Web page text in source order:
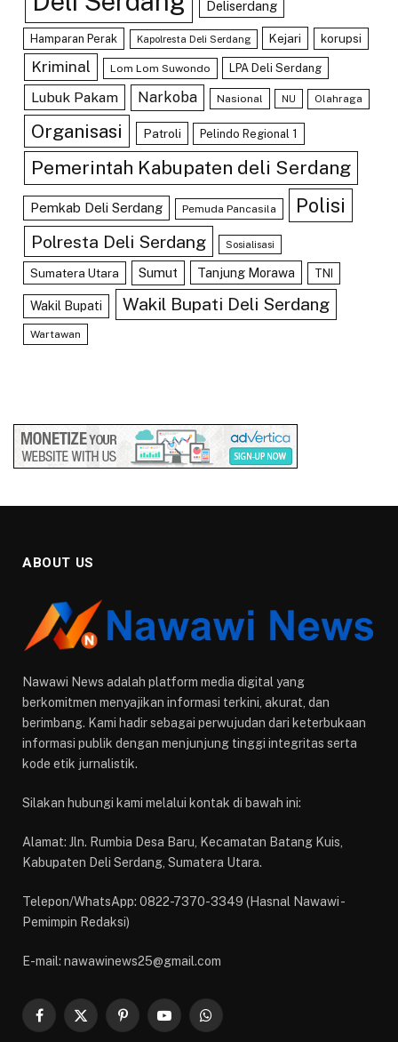
Deliserdang
Hamparan Perak Kapolresta Deli Serdang Kejari korupsi
Kriminal Lom Lom Suwondo LPA Deli Serdang
Lubuk Pakam Narkoba Nasional NU Olahraga
Organisasi Patroli Pelindo Regional 1
Pemerintah Kabupaten deli Serdang
Pemkab Deli Serdang Pemuda Pancasila Polisi
Polresta Deli Serdang Sosialisasi
Sumatera Utara Sumut Tanjung Morawa TNI
Wakil Bupati Wakil Bupati Deli Serdang
Wartawan
ABOUT US
Nawawi News adalah platform media digital yang
berkomitmen menyajikan informasi terkini, akurat, dan
berimbang. Kami hadir sebagai perwujudan dari keterbukaan
informasi publik dengan menjunjung tinggi integritas serta
kode etik jurnalistik.
Silakan hubungi kami melalui kontak di bawah ini:
Alamat: Jln. Rumbia Desa Baru, Kecamatan Batang Kuis,
Kabupaten Deli Serdang, Sumatera Utara.
Telepon/WhatsApp: 0822-7370-3349 (Hasnal Nawawi -
Pemimpin Redaksi)
E-mail: nawawinews25@gmail.com
Facebook
X
PinterestYouTubeWhatsApp